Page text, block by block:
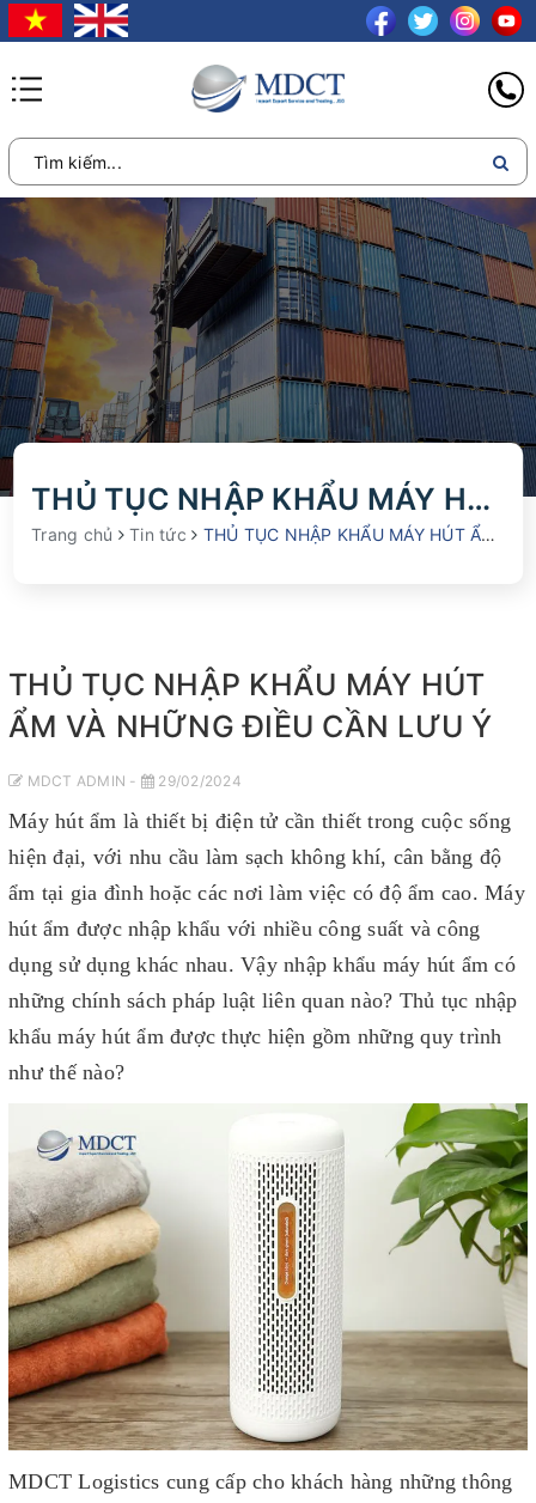
THỦ TỤC NHẬP KHẨU MÁY HÚT ẨM VÀ NHỮNG ĐIỀU CẦN LƯU Ý
Trang chủ Tin tức THỦ TỤC NHẬP KHẨU MÁY HÚT ẨM VÀ NHỮNG ĐIỀU CẦN LƯU Ý
THỦ TỤC NHẬP KHẨU MÁY HÚT
ẨM VÀ NHỮNG ĐIỀU CẦN LƯU Ý
MDCT ADMIN - 29/02/2024
Máy hút ẩm là thiết bị điện tử cần thiết trong cuộc sống
hiện đại, với nhu cầu làm sạch không khí, cân bằng độ
ẩm tại gia đình hoặc các nơi làm việc có độ ẩm cao. Máy
hút ẩm được nhập khẩu với nhiều công suất và công
dụng sử dụng khác nhau. Vậy nhập khẩu máy hút ẩm có
những chính sách pháp luật liên quan nào? Thủ tục nhập
khẩu máy hút ẩm được thực hiện gồm những quy trình
như thế nào?
MDCT Logistics cung cấp cho khách hàng những thông